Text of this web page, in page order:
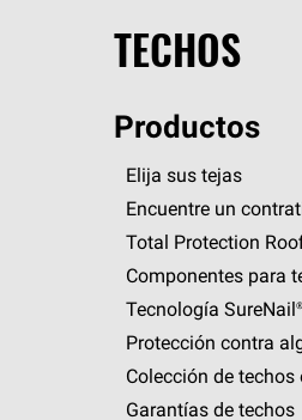
TECHOS
Productos
Elija sus tejas
Encuentre un
Total Protection
Componentes para
Tecnología SureNail®
Protección contra
Colección de techos
Garantías de techos